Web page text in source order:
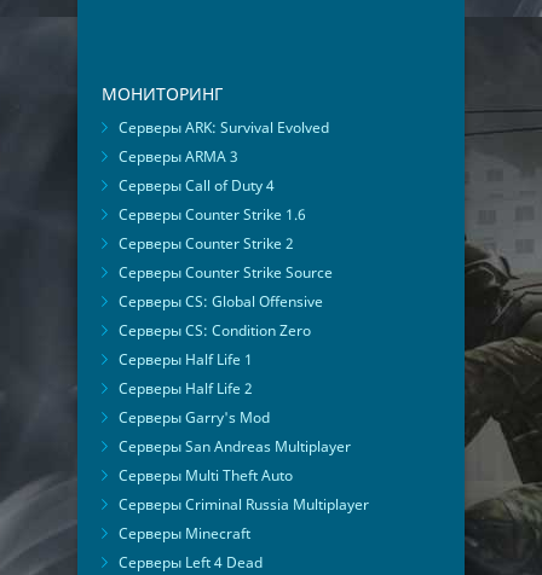
МОНИТОРИНГ
Серверы ARK: Survival Evolved
Серверы ARMA 3
Серверы Call of Duty 4
Серверы Counter Strike 1.6
Серверы Counter Strike 2
Серверы Counter Strike Source
Серверы CS: Global Offensive
Серверы CS: Condition Zero
Серверы Half Life 1
Серверы Half Life 2
Серверы Garry's Mod
Серверы San Andreas Multiplayer
Серверы Multi Theft Auto
Серверы Criminal Russia Multiplayer
Серверы Minecraft
Серверы Left 4 Dead